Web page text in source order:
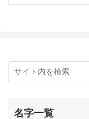
名字一覧